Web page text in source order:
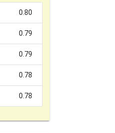
0.80
0.79
0.79
0.78
0.78